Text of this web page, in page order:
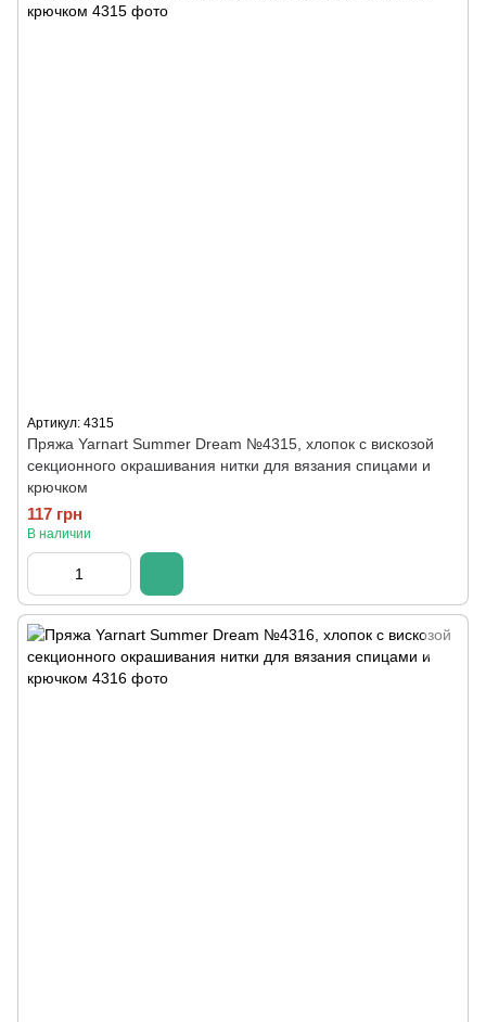
Артикул: 4315
Пряжа Yarnart Summer Dream №4315, хлопок с вискозой
секционного окрашивания нитки для вязания спицами и
крючком
117 грн
В наличии